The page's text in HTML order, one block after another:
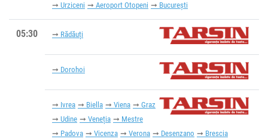
Urziceni
Aeroport Otopeni București
05:30 Rădăuți
Dorohoi
Ivrea Biella Viena
Graz
Udine
Veneția
Mestre
Padova
Vicenza Verona Desenzano
Brescia